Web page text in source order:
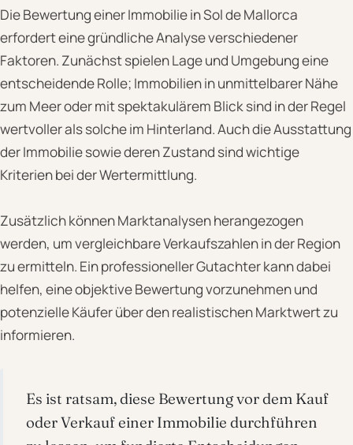
Die Bewertung einer Immobilie in Sol de Mallorca
erfordert eine gründliche Analyse verschiedener
Faktoren. Zunächst spielen Lage und Umgebung eine
entscheidende Rolle; Immobilien in unmittelbarer Nähe
zum Meer oder mit spektakulärem Blick sind in der Regel
wertvoller als solche im Hinterland. Auch die Ausstattung
der Immobilie sowie deren Zustand sind wichtige
Kriterien bei der Wertermittlung.
Zusätzlich können Marktanalysen herangezogen
werden, um vergleichbare Verkaufszahlen in der Region
zu ermitteln. Ein professioneller Gutachter kann dabei
helfen, eine objektive Bewertung vorzunehmen und
potenzielle Käufer über den realistischen Marktwert zu
informieren.
Es ist ratsam, diese Bewertung vor dem Kauf
oder Verkauf einer Immobilie durchführen